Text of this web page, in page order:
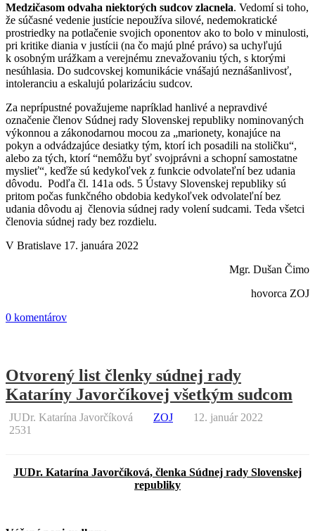
Medzičasom odvaha niektorých sudcov zlacnela. Vedomí si toho,
že súčasné vedenie justície nepoužíva silové, nedemokratické
prostriedky na potlačenie svojich oponentov ako to bolo v minulosti,
pri kritike diania v justícii (na čo majú plné právo) sa uchyľujú
k osobným urážkam a verejnému znevažovaniu tých, s ktorými
nesúhlasia. Do sudcovskej komunikácie vnášajú neznášanlivosť,
intoleranciu a eskalujú polarizáciu sudcov.
Za neprípustné považujeme napríklad hanlivé a nepravdivé
označenie členov Súdnej rady Slovenskej republiky nominovaných
výkonnou a zákonodarnou mocou za „marionety, konajúce na
pokyn a odvádzajúce desiatky tým, ktorí ich posadili na stoličku“,
alebo za tých, ktorí “nemôžu byť svojprávni a schopní samostatne
myslieť“, keďže sú kedykoľvek z funkcie odvolateľní bez udania
dôvodu. Podľa čl. 141a ods. 5 Ústavy Slovenskej republiky sú
pritom počas funkčného obdobia kedykoľvek odvolateľní bez
udania dôvodu aj členovia súdnej rady volení sudcami. Teda všetci
členovia súdnej rady bez rozdielu.
V Bratislave 17. januára 2022
Mgr. Dušan Čimo
hovorca ZOJ
0 komentárov
Otvorený list členky súdnej rady
Kataríny Javorčíkovej všetkým sudcom
JUDr. Katarína Javorčíková ZOJ
12. január 2022
2531
JUDr. Katarína Javorčíková, členka Súdnej rady Slovenskej
republiky